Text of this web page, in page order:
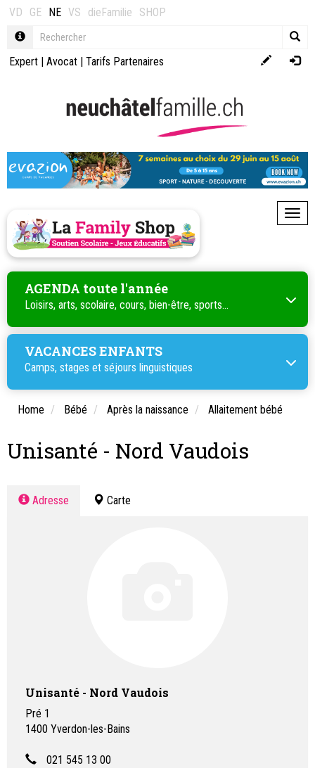
VD GE NE VS dieFamilie SHOP
Expert | Avocat | Tarifs Partenaires
AGENDA toute l'année
Loisirs, arts, scolaire, cours, bien-être, sports...
VACANCES ENFANTS
Camps, stages et séjours linguistiques
Home Bébé Après la naissance Allaitement bébé
Unisanté - Nord Vaudois
Adresse Carte
Unisanté - Nord Vaudois
Pré 1
1400 Yverdon-les-Bains
021 545 13 00